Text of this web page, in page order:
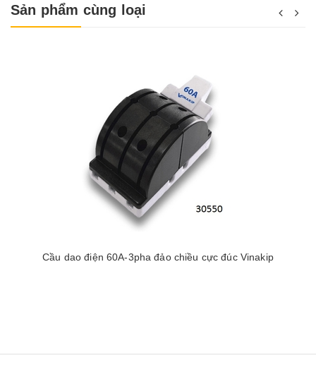
Sản phẩm cùng loại
Cầu dao điện 60A-3pha đảo chiều cực đúc Vinakip